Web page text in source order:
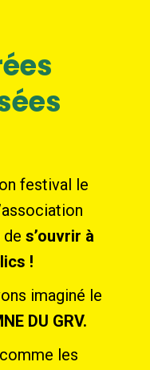
festival le
de s’ouvrir à
!
imaginé le
DU GRV.
les